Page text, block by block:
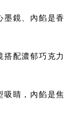
墨鏡、內餡是香
搭配濃郁巧克力
吸睛，內餡是焦